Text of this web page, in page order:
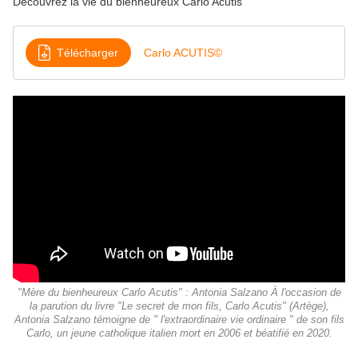
Télécharger Carlo ACUTIS©
"Mère du bienheureux Carlo Acutis" : Antonia Salzano À l'occasion de
la parution du livre "Le secret de mon fils, Carlo Acutis" (Artège),
Antonia Salzano témoigne de " l'extraordinaire vie ordinaire " de son fils
Carlo, un jeune catholique italien mort en 2006 et béatifié en 2020.